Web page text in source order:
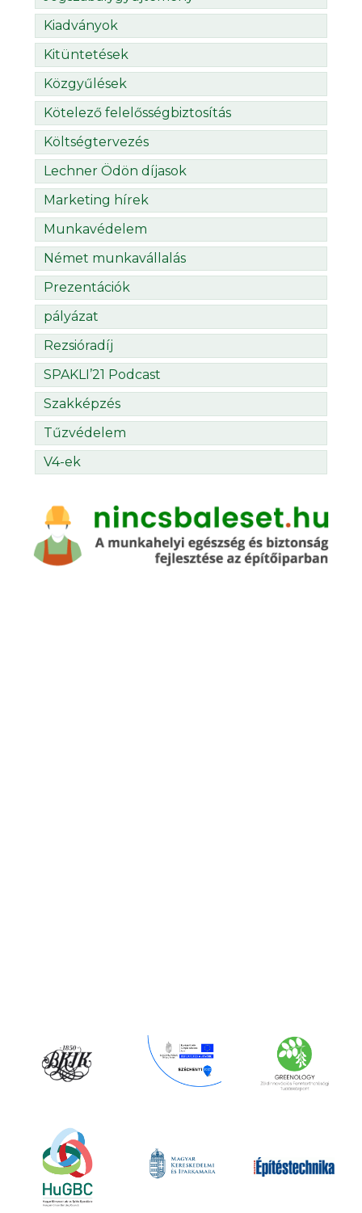
Kiadványok
Kitüntetések
Közgyűlések
Kötelező felelősségbiztosítás
Költségtervezés
Lechner Ödön díjasok
Marketing hírek
Munkavédelem
Német munkavállalás
Prezentációk
pályázat
Rezsióradíj
SPAKLI’21 Podcast
Szakképzés
Tűzvédelem
V4-ek